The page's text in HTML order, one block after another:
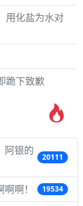
用化盐为水对
跪下致歉
阿银的
20111
啊！ 19534